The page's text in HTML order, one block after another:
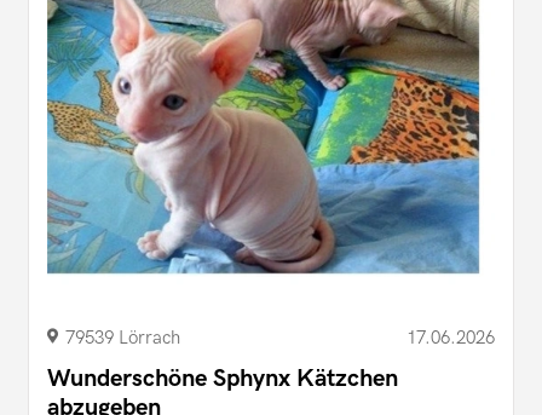
79539 Lörrach 17.06.2026
Wunderschöne Sphynx Kätzchen
abzugeben